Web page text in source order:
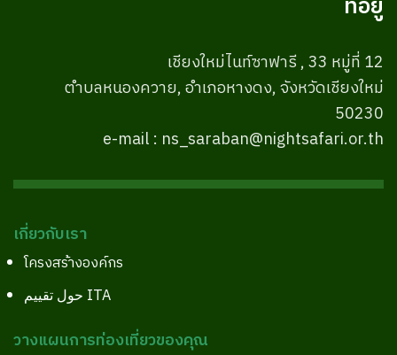
ที่อยู่
เชียงใหม่ไนท์ซาฟารี , 33 หมู่ที่ 12
ตำบลหนองควาย, อำเภอหางดง, จังหวัดเชียงใหม่
50230
e-mail : ns_saraban@nightsafari.or.th
เกี่ยวกับเรา
โครงสร้างองค์กร
حول تقييم ITA
วางแผนการท่องเที่ยวของคุณ